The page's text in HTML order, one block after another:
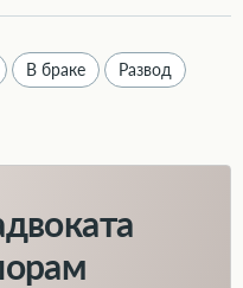
В браке Развод